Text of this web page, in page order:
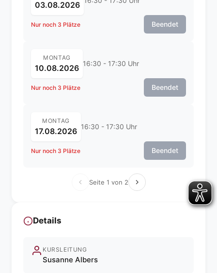
03.08.2026
Nur noch 3 Plätze Beendet
MONTAG
10.08.2026 16:30 - 17:30 Uhr
Nur noch 3 Plätze Beendet
MONTAG
17.08.2026 16:30 - 17:30 Uhr
Nur noch 3 Plätze Beendet
Seite 1 von 2
Details
KURSLEITUNG
Susanne Albers